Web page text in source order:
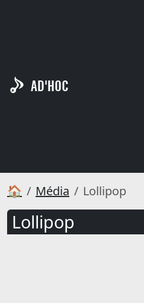
AD'HOC
🏠 Média Lollipop
Lollipop